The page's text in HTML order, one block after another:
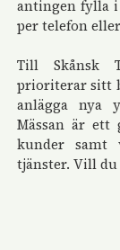
antingen fylla
per telefon
Till Skånsk
prioriterar sitt
anlägga nya
Mässan är
kunder samt
tjänster. Vill du